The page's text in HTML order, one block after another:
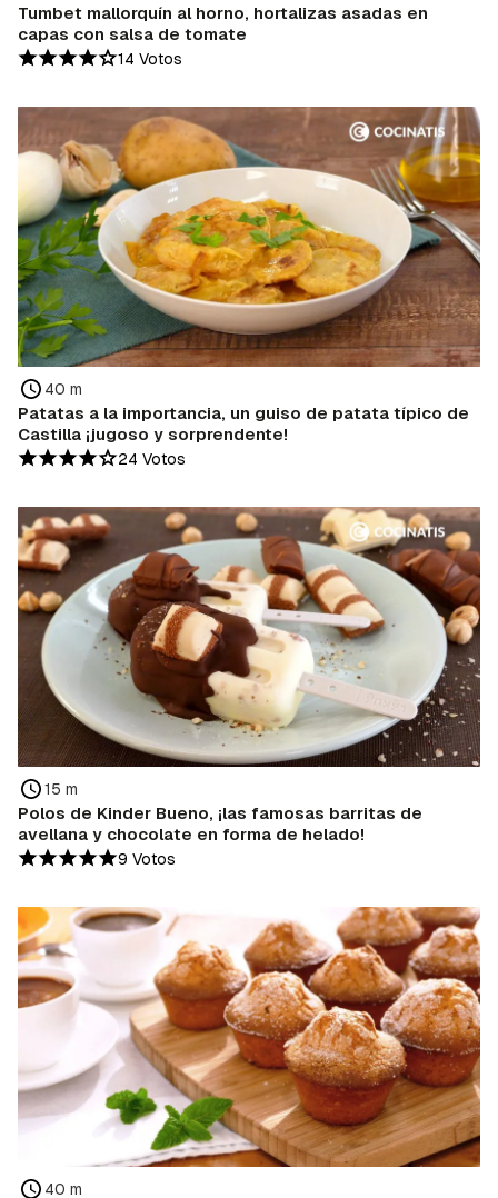
Tumbet mallorquín al horno, hortalizas asadas en
capas con salsa de tomate
14 Votos
40 m
Patatas a la importancia, un guiso de patata típico de
Castilla ¡jugoso y sorprendente!
24 Votos
15 m
Polos de Kinder Bueno, ¡las famosas barritas de
avellana y chocolate en forma de helado!
9 Votos
40 m